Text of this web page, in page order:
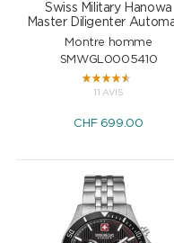
Swiss Military Hanowa
Master Diligenter
Montre homme
SMWGL0005410
11 AVIS
CHF699.00